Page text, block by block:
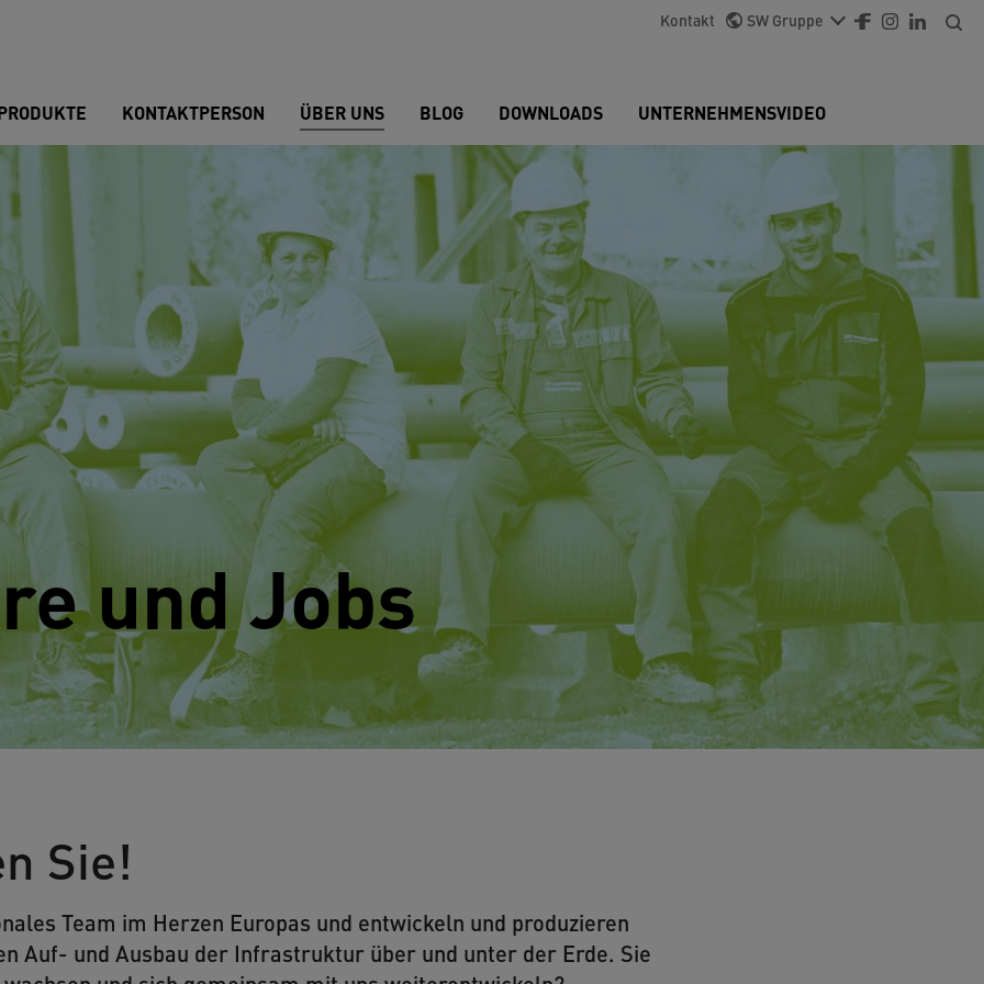
Kontakt SW Gruppe
KONTAKTPERSON ÜBER UNS BLOG DOWNLOADS UNTERNEHMENSVIDEO
und Jobs
Sie!
Team im Herzen Europas und entwickeln und produzieren
Auf- und Ausbau der Infrastruktur über und unter der Erde. Sie